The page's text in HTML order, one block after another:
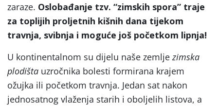
zaraze. Oslobađanje tzv. “zimskih spora” traje
za toplijih proljetnih kišnih dana tijekom
travnja, svibnja i moguće još početkom lipnja!
U kontinentalnom su dijelu naše zemlje zimska
plodišta uzročnika bolesti formirana krajem
ožujka ili početkom travnja. Jedan sat nakon
jednosatnog vlaženja starih i oboljelih listova, a